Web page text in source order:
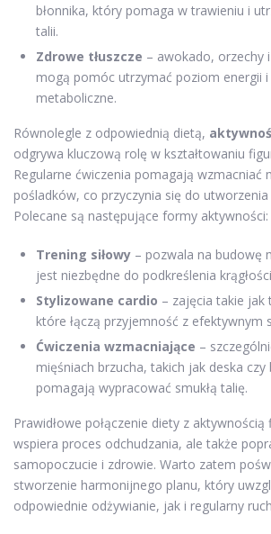
błonnika, który pomaga w trawieniu i
talii.
Zdrowe tłuszcze – awokado, orzechy
mogą pomóc utrzymać poziom energii
metaboliczne.
Równolegle z odpowiednią dietą,
odgrywa kluczową rolę w kształtowaniu
Regularne ćwiczenia pomagają wzmacniać
pośladków, co przyczynia się do
Polecane są następujące formy aktywności:
Trening siłowy – pozwala na budowę
jest niezbędne do podkreślenia krągłości
Stylizowane cardio – zajęcia takie jak
które łączą przyjemność z efektywnym
Ćwiczenia wzmacniające –
mięśniach brzucha, takich jak deska czy
pomagają wypracować smukłą talię.
Prawidłowe połączenie diety z
wspiera proces odchudzania, ale także
samopoczucie i zdrowie. Warto zatem
stworzenie harmonijnego planu, który
odpowiednie odżywianie, jak i regularny